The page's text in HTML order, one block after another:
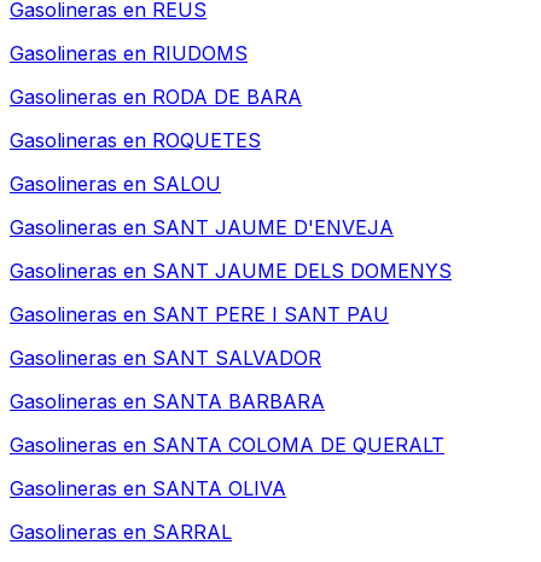
Gasolineras en REUS
Gasolineras en RIUDOMS
Gasolineras en RODA DE BARA
Gasolineras en ROQUETES
Gasolineras en SALOU
Gasolineras en SANT JAUME D'ENVEJA
Gasolineras en SANT JAUME DELS DOMENYS
Gasolineras en SANT PERE I SANT PAU
Gasolineras en SANT SALVADOR
Gasolineras en SANTA BARBARA
Gasolineras en SANTA COLOMA DE QUERALT
Gasolineras en SANTA OLIVA
Gasolineras en SARRAL